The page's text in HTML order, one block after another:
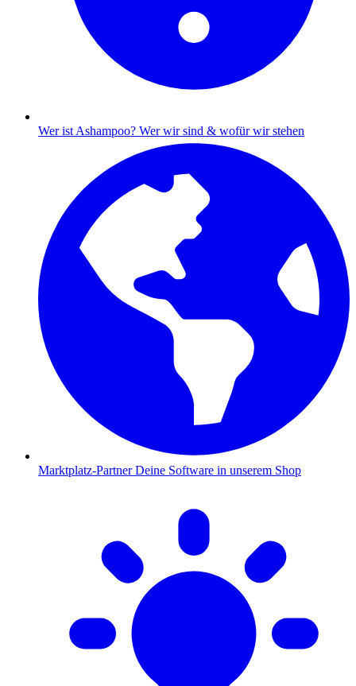
Wer ist Ashampoo? Wer wir sind & wofür wir stehen
Marktplatz-Partner Deine Software in unserem Shop